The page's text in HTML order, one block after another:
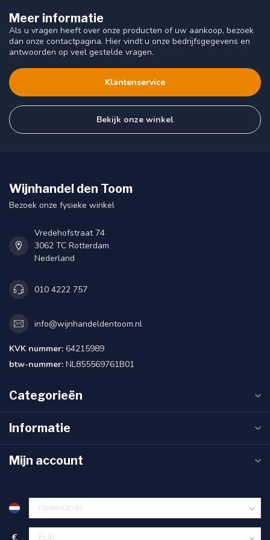
Meer informatie
Als u vragen heeft over onze producten of uw aankoop, bezoek
dan onze contactpagina. Hier vindt u onze bedrijfsgegevens en
antwoorden op veel gestelde vragen.
Klantenservice
Bekijk onze winkel
Wijnhandel den Toom
Bezoek onze fysieke winkel
Vredehofstraat 74
3062 TC Rotterdam
Nederland
010 4222 757
info@wijnhandeldentoom.nl
KVK nummer: 64215989
btw-nummer: NL855569761B01
Categorieën
Informatie
Mijn account